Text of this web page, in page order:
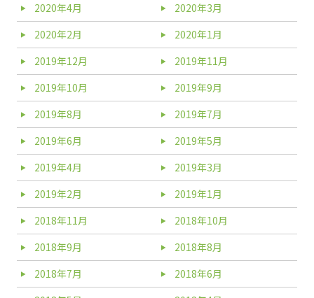
2020年4月
2020年3月
2020年2月
2020年1月
2019年12月
2019年11月
2019年10月
2019年9月
2019年8月
2019年7月
2019年6月
2019年5月
2019年4月
2019年3月
2019年2月
2019年1月
2018年11月
2018年10月
2018年9月
2018年8月
2018年7月
2018年6月